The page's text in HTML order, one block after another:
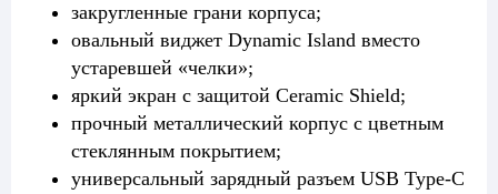
закругленные грани корпуса;
овальный виджет Dynamic Island вместо
устаревшей «челки»;
яркий экран с защитой Ceramic Shield;
прочный металлический корпус с цветным
стеклянным покрытием;
универсальный зарядный разъем USB Type-C